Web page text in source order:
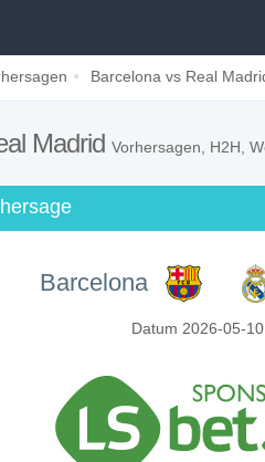
Barcelona vs Real
Madrid Vorhersagen, H2H,
Barcelona
Datum 2026-05-